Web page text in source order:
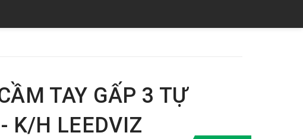
TAY GẤP 3 TỰ
K/H LEEDVIZ